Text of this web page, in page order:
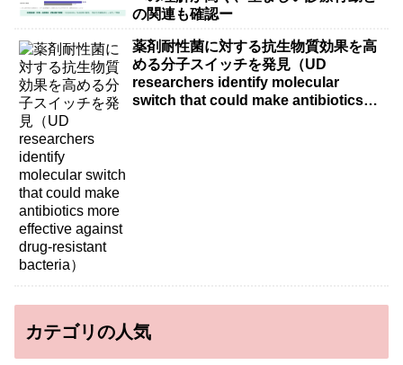
の関連も確認ー
薬剤耐性菌に対する抗生物質効果を高
める分子スイッチを発見（UD
researchers identify molecular
switch that could make antibiotics
カテゴリの人気